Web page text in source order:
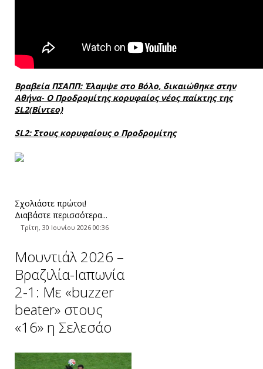
Βραβεία ΠΣΑΠΠ: Έλαμψε στo Βόλο, δικαιώθηκε στην
Αθήνα- Ο Προδρομίτης κορυφαίος νέος παίκτης της
SL2(Βίντεο)
SL2: Στους κορυφαίους ο Προδρομίτης
Σχολιάστε πρώτοι!
Διαβάστε περισσότερα...
Τρίτη, 30 Ιουνίου 2026 00:36
Μουντιάλ 2026 –
Βραζιλία-Ιαπωνία
2-1: Με «buzzer
beater» στους
«16» η Σελεσάο